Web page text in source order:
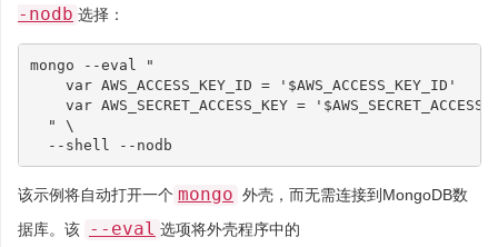
-nodb 选择：
mongo --eval
"
    var AWS_ACCESS_KEY_ID = '
$AWS_ACCESS_KEY_ID '
    var AWS_SECRET_ACCESS_KEY = '
  "
\
该示例将自动打开一个 mongo 外壳，而无需连接到MongoDB数
据库。该
--eval 选项将外壳程序中的